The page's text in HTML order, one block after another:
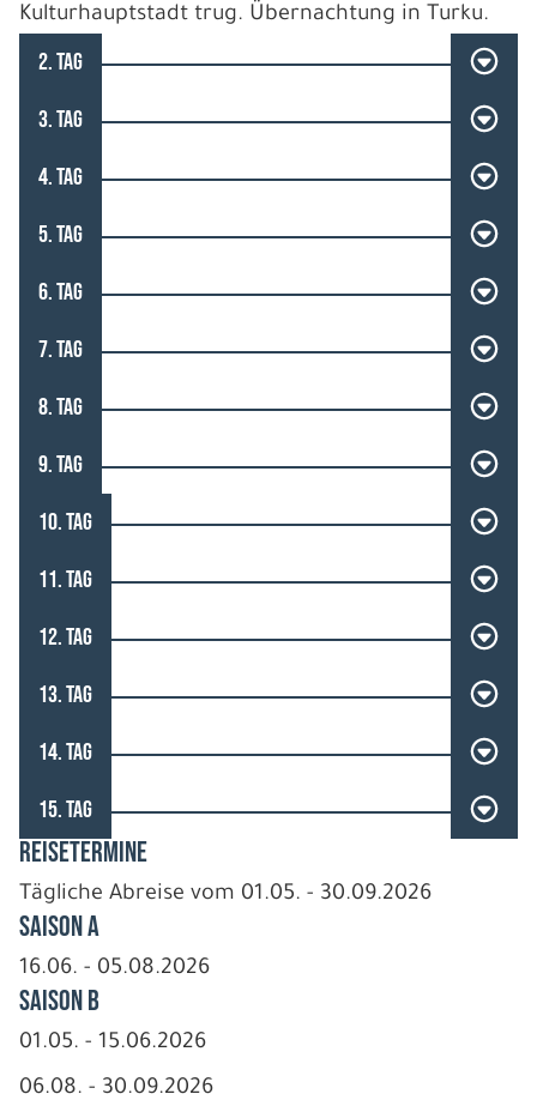
Kulturhauptstadt trug. Übernachtung in Turku.
2. TAG
3. TAG
4. TAG
5. TAG
6. TAG
7. TAG
8. TAG
9. TAG
10. TAG
11. TAG
12. TAG
13. TAG
14. TAG
15. TAG
REISETERMINE
Tägliche Abreise vom 01.05. - 30.09.2026
Saison A
16.06. - 05.08.2026
Saison B
01.05. - 15.06.2026
06.08. - 30.09.2026